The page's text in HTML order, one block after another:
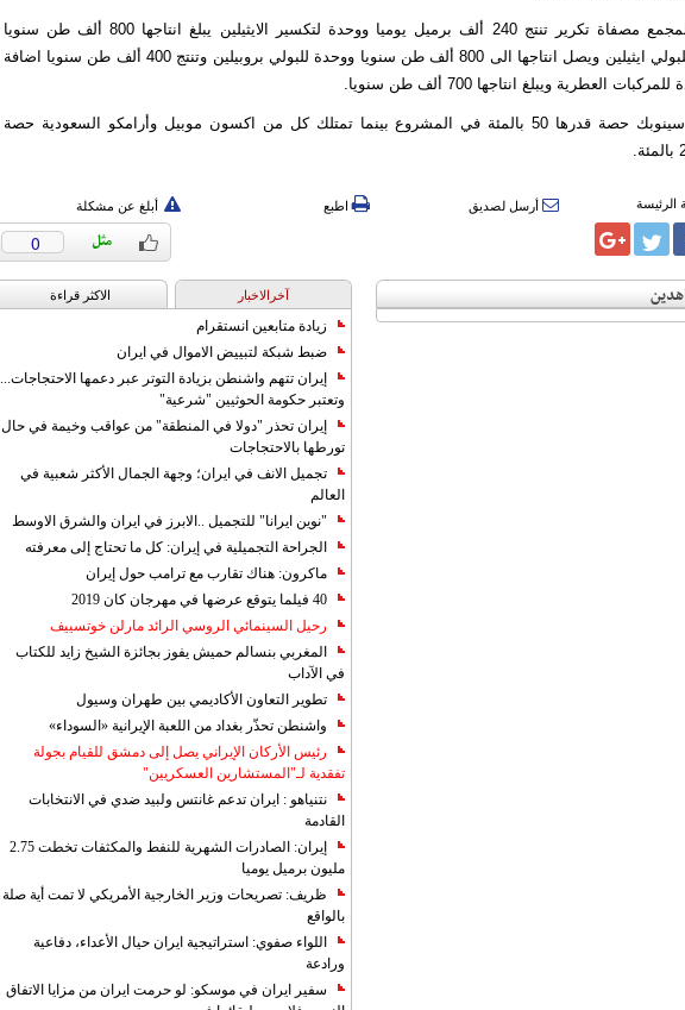
ويضم المجمع مصفاة تكرير تنتج 240 ألف برميل يوميا ووحدة لتكسير الايثيلين يبلغ انتاجها 800 ألف طن سنويا
ووحدة للبولي ايثيلين ويصل انتاجها الى 800 ألف طن سنويا ووحدة للبولي بروبيلين وتنتج 400 ألف طن سنويا اضافة
العطرية ويبلغ انتاجها 700 ألف طن سنويا.
وتمتلك سينوبك حصة قدرها 50 بالمئة في المشروع بينما تمتلك كل من اكسون موبيل وأرامكو السعودية حصة
الرئيسة أرسل لصديق اطبع أبلغ عن مشكلة
0
آخرالاخبار الاکثر قراءة
زيادة متابعين انستقرام
ضبط شبكة لتبييض الاموال في ايران
إيران تتهم واشنطن بزيادة التوتر عبر دعمها الاحتجاجات...
وتعتبر حكومة الحوثيين "شرعية"
إيران تحذر "دولا في المنطقة" من عواقب وخيمة في حال
تورطها بالاحتجاجات
تجميل الانف في ايران؛ وجهة الجمال الأكثر شعبية في
العالم
"نوين ايرانا" للتجميل ..الابرز في ايران والشرق الاوسط
الجراحة التجميلية في إيران: كل ما تحتاج إلى معرفته
ماكرون: هناك تقارب مع ترامب حول إيران
40 فيلما يتوقع عرضها في مهرجان كان 2019
رحيل السينمائي الروسي الرائد مارلن خوتسييف
المغربي بنسالم حميش يفوز بجائزة الشيخ زايد للكتاب
في الآداب
تطوير التعاون الأكاديمي بين طهران وسيول
واشنطن تحذّر بغداد من اللعبة الإيرانية «السوداء»
رئيس الأركان الإيراني يصل إلى دمشق للقيام بجولة
تفقدية لـ"المستشارين العسكريين"
نتنياهو : ايران تدعم غانتس ولبيد ضدي في الانتخابات
القادمة
إيران: الصادرات الشهریة للنفط والمكثفات تخطت 2.75
مليون برميل يوميا
ظريف: تصريحات وزير الخارجية الأمريكي لا تمت أية صلة
بالواقع
اللواء صفوي: استراتيجية ايران حيال الأعداء، دفاعية
ورادعة
سفير ايران في موسكو: لو حرمت ايران من مزايا الاتفاق